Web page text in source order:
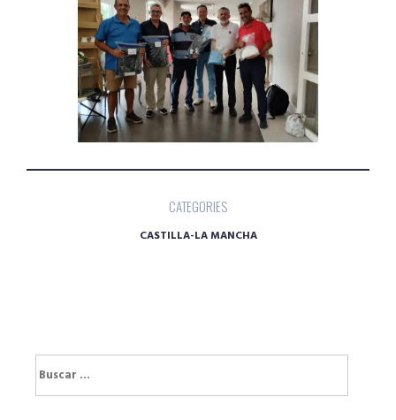
CATEGORIES
CASTILLA-LA MANCHA
Buscar: